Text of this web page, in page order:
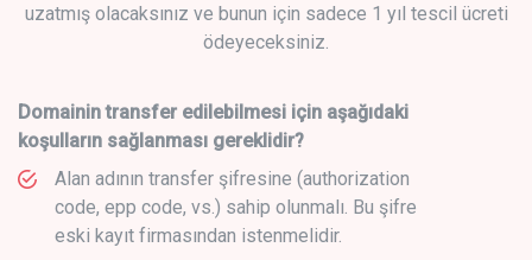
uzatmış olacaksınız ve bunun için sadece 1 yıl tescil ücreti
ödeyeceksiniz.
Domainin transfer edilebilmesi için aşağıdaki
koşulların sağlanması gereklidir?
Alan adının transfer şifresine (authorization
code, epp code, vs.) sahip olunmalı. Bu şifre
eski kayıt firmasından istenmelidir.